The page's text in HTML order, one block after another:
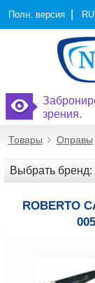
Полн. версия
зрения.
Товары Оправы
Выбрать бренд:
ROBERTO